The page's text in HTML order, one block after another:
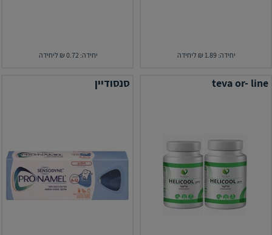
יחידה: 1.89 ₪ ליחידה יחידה: 0.72 ₪ ליחידה
teva or- line סנסודיין